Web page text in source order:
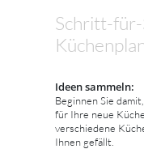
Schritt-
Ideen sammeln:
Beginnen Sie
für Ihre neue
verschiedene
Ihnen gefällt.